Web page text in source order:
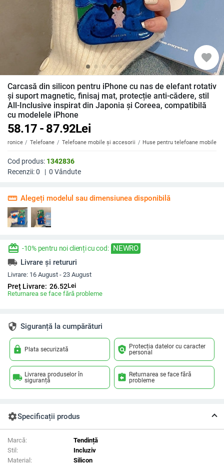
favorite
Carcasă din silicon pentru iPhone cu nas de elefant rotativ
și suport magnetic, finisaj mat, protecție anti-cădere, stil
All-Inclusive inspirat din Japonia și Coreea, compatibilă
cu modelele iPhone
58.17 - 87.92Lei
Telefoane Telefoane mobile și accesorii Huse pentru telefoane mobile
Cod produs: 1342836
Recenzii:0 | 0 Vândute
straighten Alegeți modelul sau dimensiunea disponibilă
redeem -10% pentru noi clienți cu cod: NEWRO
local_shipping Livrare și retururi
Livrare: 16 August - 23 August
Preț Livrare: 26.52Lei
Returnarea se face fără probleme
security Siguranță la cumpărături
lock Plata securizată policy Protecția datelor cu caracter
personal
local_shipping Livrarea produselor în
siguranță
assignment_return Returnarea se face fără
probleme
settingsSpecificații produs
Marcă:
Tendință
Stil:
Incluziv
Material:
Silicon